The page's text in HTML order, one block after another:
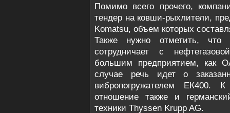
Помимо всего прочего,
тендер на ковши-рыхлители,
Komatsu, объем которых
Также нужно отметить, что
сотрудничает с
большим предприятием, как
случае речь идет о
вибропогружателем ЕК400.
отношение также и
техники Thyssen Krupp AG.